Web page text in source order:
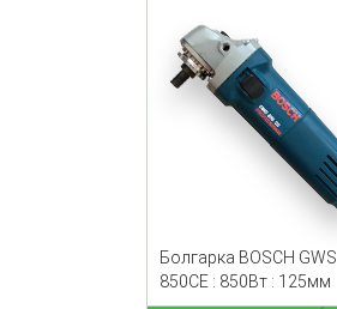
Болгарка BOSCH GWS
850CE : 850Вт : 125мм